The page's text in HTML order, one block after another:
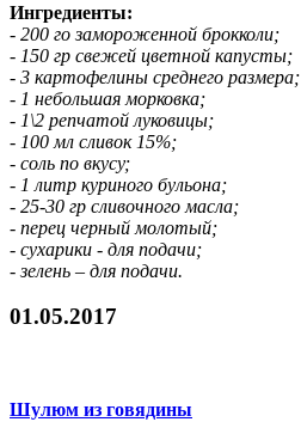
Ингредиенты:
- 200 го замороженной брокколи;
- 150 гр свежей цветной капусты;
- 3 картофелины среднего размера;
- 1 небольшая морковка;
- 1\2 репчатой луковицы;
- 100 мл сливок 15%;
- соль по вкусу;
- 1 литр куриного бульона;
- 25-30 гр сливочного масла;
- перец черный молотый;
- сухарики - для подачи;
- зелень – для подачи.
01.05.2017
Шулюм из говядины